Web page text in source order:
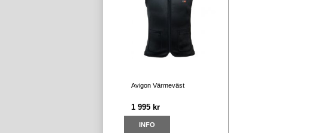
Avigon Värmeväst
1 995 kr
INFO